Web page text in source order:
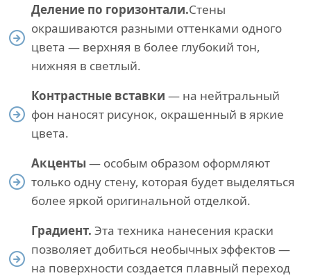
Деление по горизонтали.Стены
окрашиваются разными оттенками одного
цвета — верхняя в более глубокий тон,
нижняя в светлый.
Контрастные вставки — на нейтральный
фон наносят рисунок, окрашенный в яркие
цвета.
Акценты — особым образом оформляют
только одну стену, которая будет выделяться
более яркой оригинальной отделкой.
Градиент. Эта техника нанесения краски
позволяет добиться необычных эффектов —
на поверхности создается плавный переход